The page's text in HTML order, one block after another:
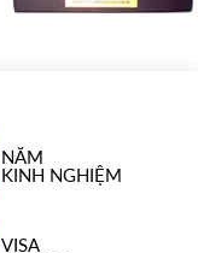
NĂM
KINH NGHIỆM
VISA